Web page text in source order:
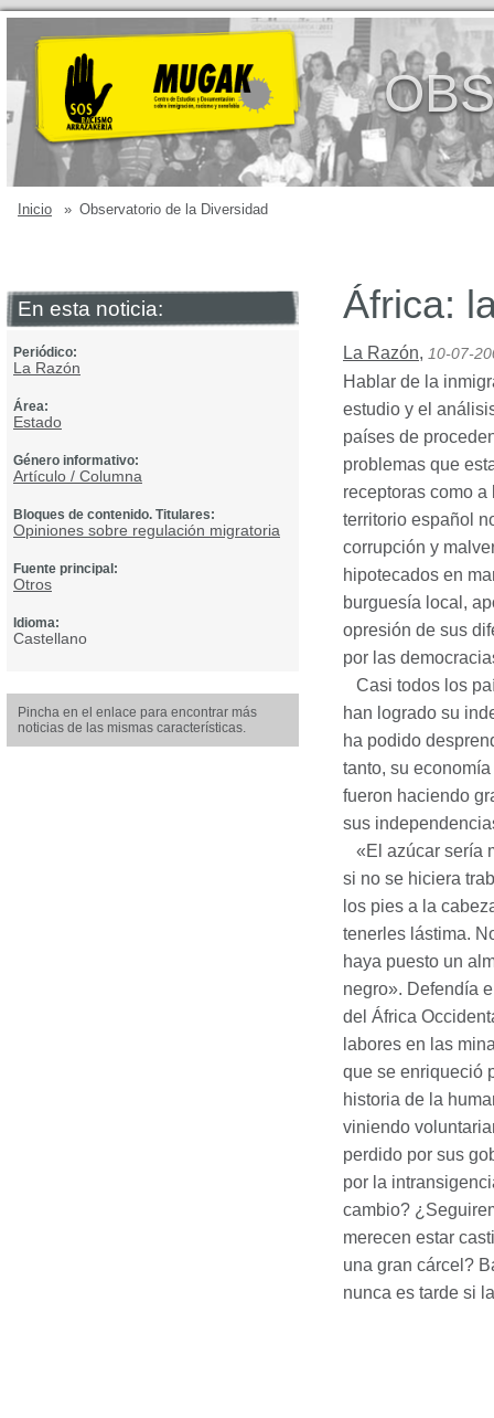
Inicio » Observatorio de la Diversidad
En esta noticia:
Periódico:
La Razón
Área:
Estado
Género informativo:
Artículo / Columna
Bloques de contenido. Titulares:
Opiniones sobre regulación migratoria
Fuente principal:
Otros
Idioma:
Castellano
Pincha en el enlace para encontrar más
noticias de las mismas características.
África:
La Razón, 10-07-
Hablar de la
estudio y el
países de
problemas que
receptoras como
territorio español
corrupción y
hipotecados en
burguesía local,
opresión de sus
por las
Casi todos los
han logrado su
ha podido
tanto, su
fueron haciendo
sus
«El azúcar sería
si no se hiciera
los pies a la
tenerles lástima.
haya puesto un
negro». Defendía
del África
labores en las
que se enriqueció
historia de la
viniendo
perdido por sus
por la
cambio?
merecen estar
una gran cárcel?
nunca es tarde si